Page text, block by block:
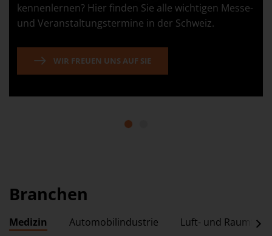
kennenlernen? Hier finden Sie alle wichtigen Messe-
und Veranstaltungstermine in der Schweiz.
WIR FREUEN UNS AUF SIE
Branchen
Medizin Automobilindustrie Luft- und